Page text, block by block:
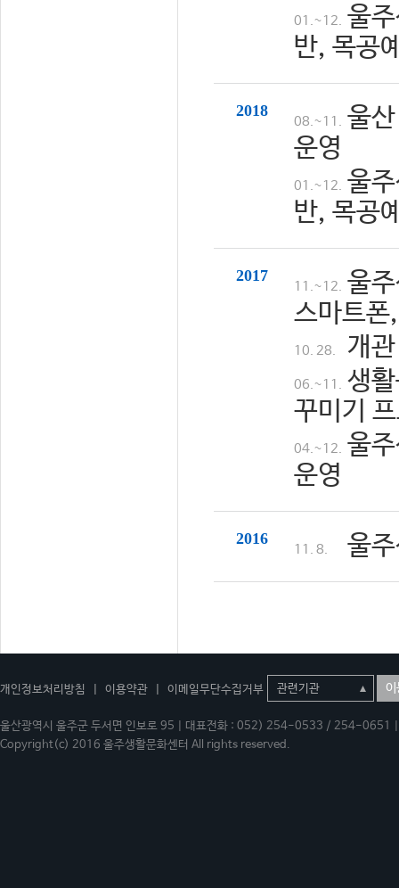
01.~12. 울
반, 목공
2018
08.~11. 울
운영
01.~12. 울
반, 목공
2017
11.~12. 울
스마트
10. 28. 개
06.~11. 생
꾸미기
04.~12. 울
운영
2016
11. 8. 울
개인정보처리방침 이용약관 이메일무단수집거부 이
울산광역시 울주군 두서면 인보로 95 | 대표전화 : 052) 254-0533 / 254-
Copyright(c) 2016 울주생활문화센터 All rights reserved.